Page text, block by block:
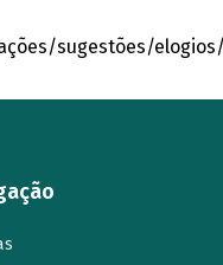
sugestões/